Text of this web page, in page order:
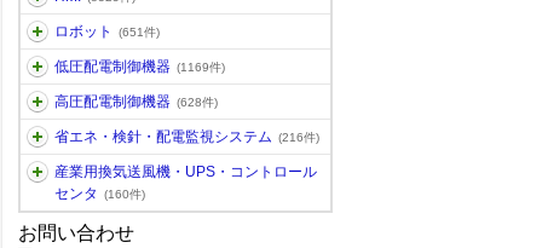
ロボット (651件)
低圧配電制御機器 (1169件)
高圧配電制御機器 (628件)
省エネ・検針・配電監視システム (216件)
産業用換気送風機・UPS・コントロール
センタ
(160件)
お問い合わせ